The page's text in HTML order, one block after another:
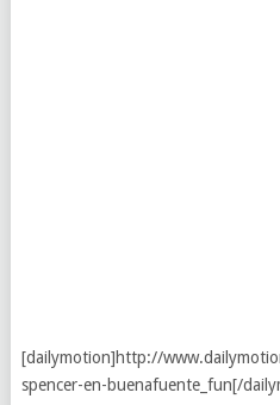
[dailymotion]http://
spencer-en-buenafuente_fun[/